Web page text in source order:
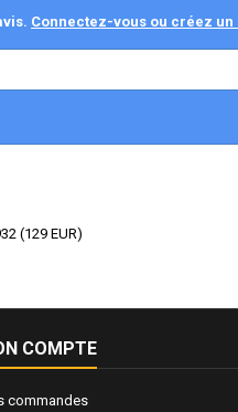
Connectez-vous ou créez un
(129 EUR)
COMPTE
commandes